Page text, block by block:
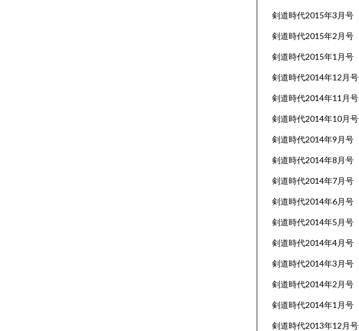
剣道時代2015年3月号
剣道時代2015年2月号
剣道時代2015年1月号
剣道時代2014年12月号
剣道時代2014年11月号
剣道時代2014年10月号
剣道時代2014年9月号
剣道時代2014年8月号
剣道時代2014年7月号
剣道時代2014年6月号
剣道時代2014年5月号
剣道時代2014年4月号
剣道時代2014年3月号
剣道時代2014年2月号
剣道時代2014年1月号
剣道時代2013年12月号